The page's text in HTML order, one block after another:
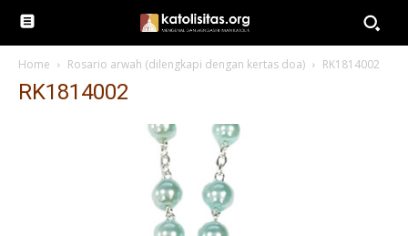
Home Rosario arwah (dilengkapi dengan kertas doa) RK1814002
RK1814002